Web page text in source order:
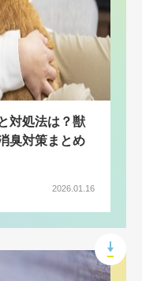
対処法は？獣
臭対策まとめ
2026.01.16